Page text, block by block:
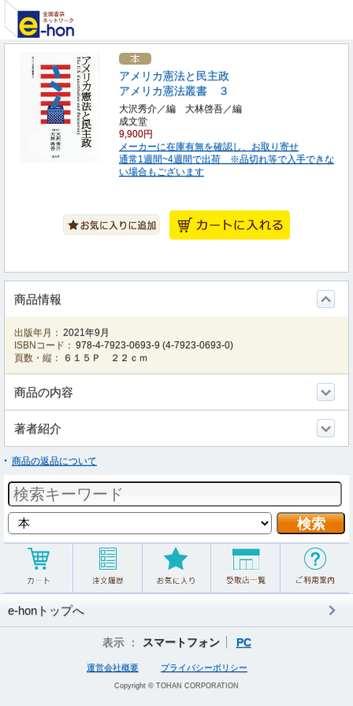
アメリカ憲法と民主政
アメリカ憲法叢書 ３
大沢秀介／編 大林啓吾／編
成文堂
9,900円
メーカーに在庫有無を確認し、お取り寄せ
通常1週間~4週間で出荷 ※品切れ等で入手できな
い場合もございます
商品情報
出版年月： 2021年9月
ISBNコード： 978-4-7923-0693-9 (4-7923-0693-0)
頁数・縦：
６１５Ｐ ２２ｃｍ
商品の内容
著者紹介
商品の返品について
e-honトップへ
表示 ： スマートフォン PC
運営会社概要 プライバシーポリシー
Copyright © TOHAN CORPORATION